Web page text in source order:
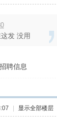
发 没用
聘信息
| 显示全部楼层